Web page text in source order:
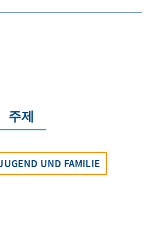
주제
UND FAMILIE